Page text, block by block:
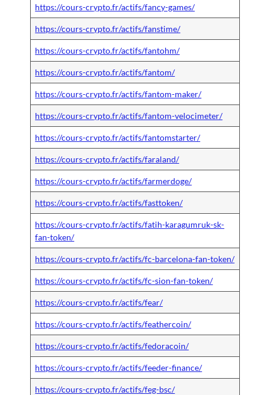
https://cours-crypto.fr/actifs/fancy-games/
https://cours-crypto.fr/actifs/fanstime/
https://cours-crypto.fr/actifs/fantohm/
https://cours-crypto.fr/actifs/fantom/
https://cours-crypto.fr/actifs/fantom-maker/
https://cours-crypto.fr/actifs/fantom-velocimeter/
https://cours-crypto.fr/actifs/fantomstarter/
https://cours-crypto.fr/actifs/faraland/
https://cours-crypto.fr/actifs/farmerdoge/
https://cours-crypto.fr/actifs/fasttoken/
https://cours-crypto.fr/actifs/fatih-karagumruk-sk-
fan-token/
https://cours-crypto.fr/actifs/fc-barcelona-fan-token/
https://cours-crypto.fr/actifs/fc-sion-fan-token/
https://cours-crypto.fr/actifs/fear/
https://cours-crypto.fr/actifs/feathercoin/
https://cours-crypto.fr/actifs/fedoracoin/
https://cours-crypto.fr/actifs/feeder-finance/
https://cours-crypto.fr/actifs/feg-bsc/